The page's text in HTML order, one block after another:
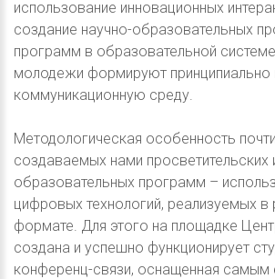
использование инновационных
создание научно-образовательных
программ в образовательной
молодежи формируют
коммуникационную среду.
Методологическая особенность
создаваемых нами просветительских
образовательных программ –
цифровых технологий, реализуемых в
формате. Для этого на площадке
создана и успешно функционирует
конференц-связи, оснащенная